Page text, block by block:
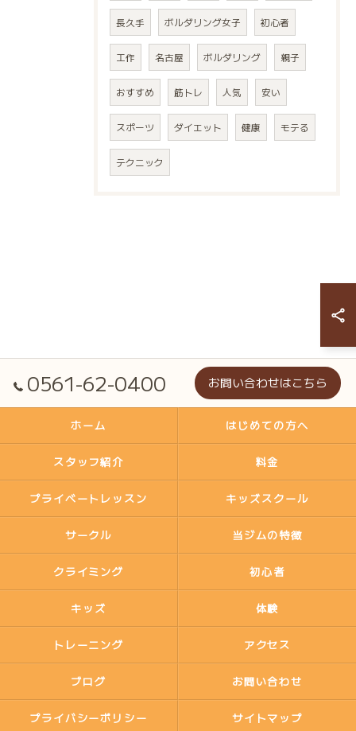
長久手 ボルダリング女子 初心者
工作 名古屋 ボルダリング 親子
おすすめ 筋トレ 人気 安い
スポーツ ダイエット 健康 モテる
テクニック
0561-62-0400 お問い合わせはこちら
ホーム はじめての方へ
スタッフ紹介 料金
プライベートレッスン キッズスクール
サークル 当ジムの特徴
クライミング 初心者
キッズ 体験
トレーニング アクセス
ブログ お問い合わせ
プライバシーポリシー サイトマップ